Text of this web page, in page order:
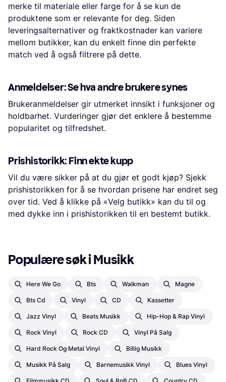
merke til materiale eller farge for å se kun de
produktene som er relevante for deg. Siden
leveringsalternativer og fraktkostnader kan variere
mellom butikker, kan du enkelt finne din perfekte
match ved å også filtrere på dette.
Anmeldelser: Se hva andre brukere synes
Brukeranmeldelser gir utmerket innsikt i funksjoner og
holdbarhet. Vurderinger gjør det enklere å bestemme
popularitet og tilfredshet.
Prishistorikk: Finn ekte kupp
Vil du være sikker på at du gjør et godt kjøp? Sjekk
prishistorikken for å se hvordan prisene har endret seg
over tid. Ved å klikke på «Velg butikk» kan du til og
med dykke inn i prishistorikken til en bestemt butikk.
Populære søk i Musikk
Here We Go Bts Walkman Magne
Bts Cd Vinyl CD Kassetter
Jazz Vinyl Beats Musikk Hip-Hop & Rap Vinyl
Rock Vinyl Rock CD Vinyl På Salg
Hard Rock Og Metal Vinyl Billig Musikk
Musikk På Salg Barnemusikk Vinyl Blues Vinyl